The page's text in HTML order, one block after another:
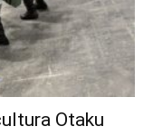
Otaku